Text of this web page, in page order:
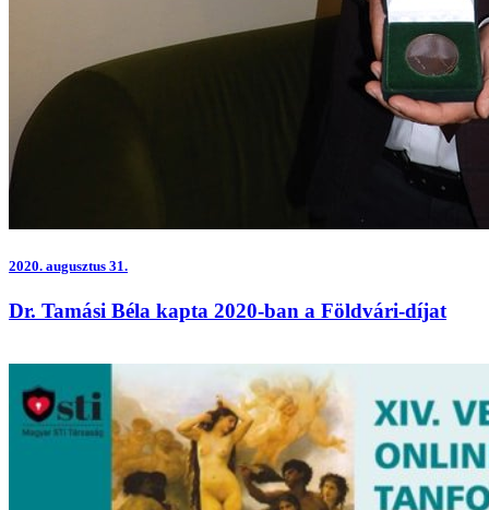
2020. augusztus 31.
Dr. Tamási Béla kapta 2020-ban a Földvári-díjat